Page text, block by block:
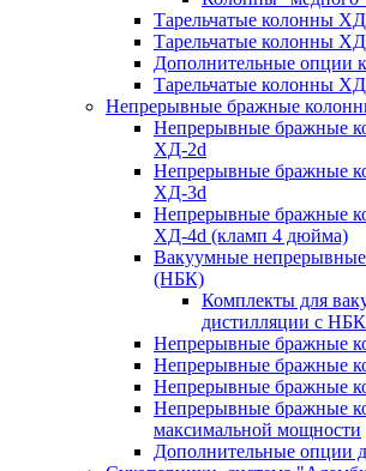
Тарельчатые колонны
Тарельчатые колонны
Дополнительные опции
Тарельчатые колонны
Непрерывные бражные
Непрерывные бражные
ХД-2d
Непрерывные бражные
ХД-3d
Непрерывные бражные
ХД-4d (кламп 4 дюйма)
Вакуумные
(НБК)
Комплекты для
дистилляции с НБК
Непрерывные бражные
Непрерывные бражные
Непрерывные бражные
Непрерывные бражные
максимальной мощности
Дополнительные опции